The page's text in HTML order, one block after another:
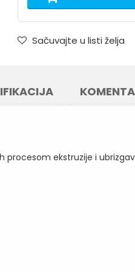
Sačuvajte u listi želja
procesom ekstruzije i